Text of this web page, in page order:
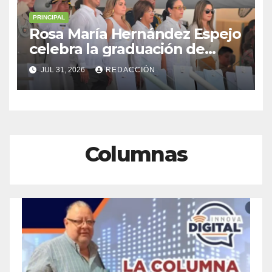
PRINCIPAL
Rosa María Hernández Espejo
celebra la graduación de
cadetes navales junto a
Sheinbaum y Nahle
JUL 31, 2026 REDACCIÓN
Columnas